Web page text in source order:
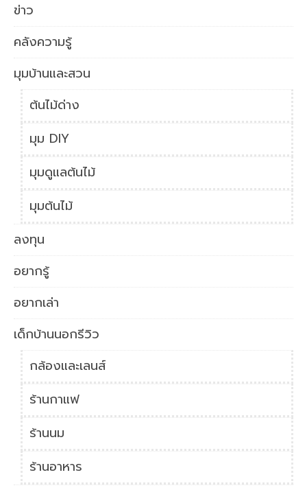
ข่าว
คลังความรู้
มุมบ้านและสวน
ต้นไม้ด่าง
มุม DIY
มุมดูแลต้นไม้
มุมต้นไม้
ลงทุน
อยากรู้
อยากเล่า
เด็กบ้านนอกรีวิว
กล้องและเลนส์
ร้านกาแฟ
ร้านนม
ร้านอาหาร